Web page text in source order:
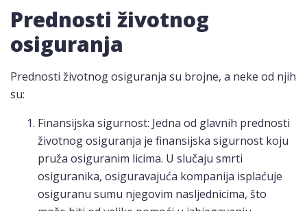
Prednosti životnog
osiguranja
Prednosti životnog osiguranja su brojne, a neke od njih
su:
Finansijska sigurnost: Jedna od glavnih prednosti
životnog osiguranja je finansijska sigurnost koju
pruža osiguranim licima. U slučaju smrti
osiguranika, osiguravajuća kompanija isplaćuje
osiguranu sumu njegovim nasljednicima, što